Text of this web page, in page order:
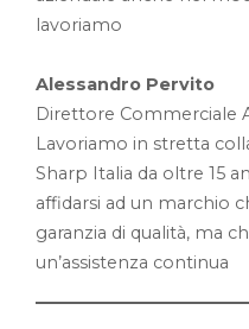
lavoriamo
Alessandro Pervito
Direttore Commerciale
Lavoriamo in stretta
Sharp Italia da oltre 15
affidarsi ad un marchio
garanzia di qualità, ma
un’assistenza continua